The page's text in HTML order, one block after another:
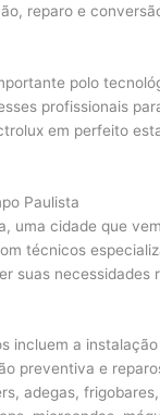
reparo e
polo
profissionais
em perfeito
Paulista
uma cidade que
técnicos
suas necessidades
incluem a
preventiva e
adegas,